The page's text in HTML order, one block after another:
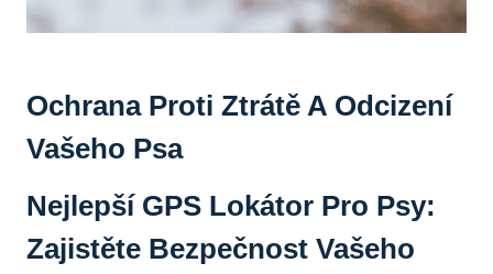
Ochrana Proti Ztrátě A Odcizení
Vašeho Psa
Nejlepší GPS Lokátor Pro Psy:
Zajistěte Bezpečnost Vašeho